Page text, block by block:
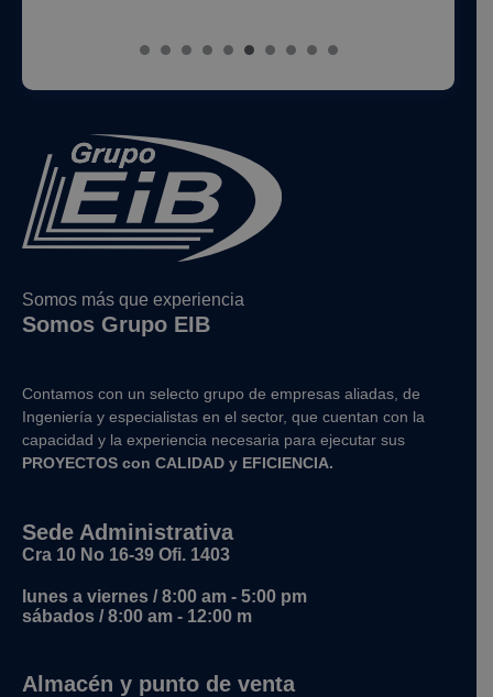
Somos más que experiencia
Somos Grupo EIB
Contamos con un selecto grupo de empresas aliadas, de
Ingeniería y especialistas en el sector, que cuentan con la
capacidad y la experiencia necesaria para ejecutar sus
PROYECTOS con CALIDAD y EFICIENCIA.
Sede Administrativa
Cra 10 No 16-39 Ofi. 1403
lunes a viernes / 8:00 am - 5:00 pm
sábados / 8:00 am - 12:00 m
Almacén y punto de venta